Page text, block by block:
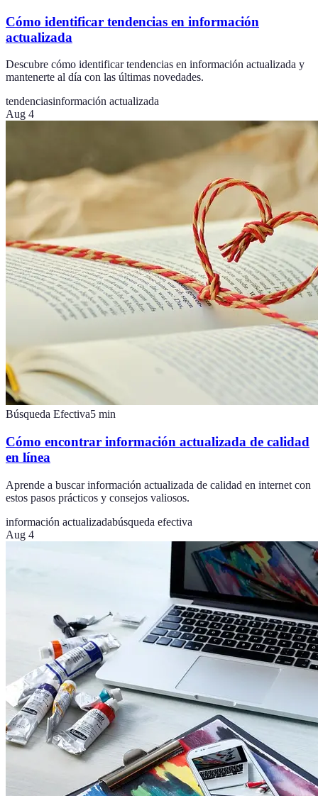
Cómo identificar tendencias en información
actualizada
Descubre cómo identificar tendencias en información actualizada y
mantenerte al día con las últimas novedades.
tendenciasinformación actualizada
Aug 4
Búsqueda Efectiva5 min
Cómo encontrar información actualizada de calidad
en línea
Aprende a buscar información actualizada de calidad en internet con
estos pasos prácticos y consejos valiosos.
información actualizadabúsqueda efectiva
Aug 4